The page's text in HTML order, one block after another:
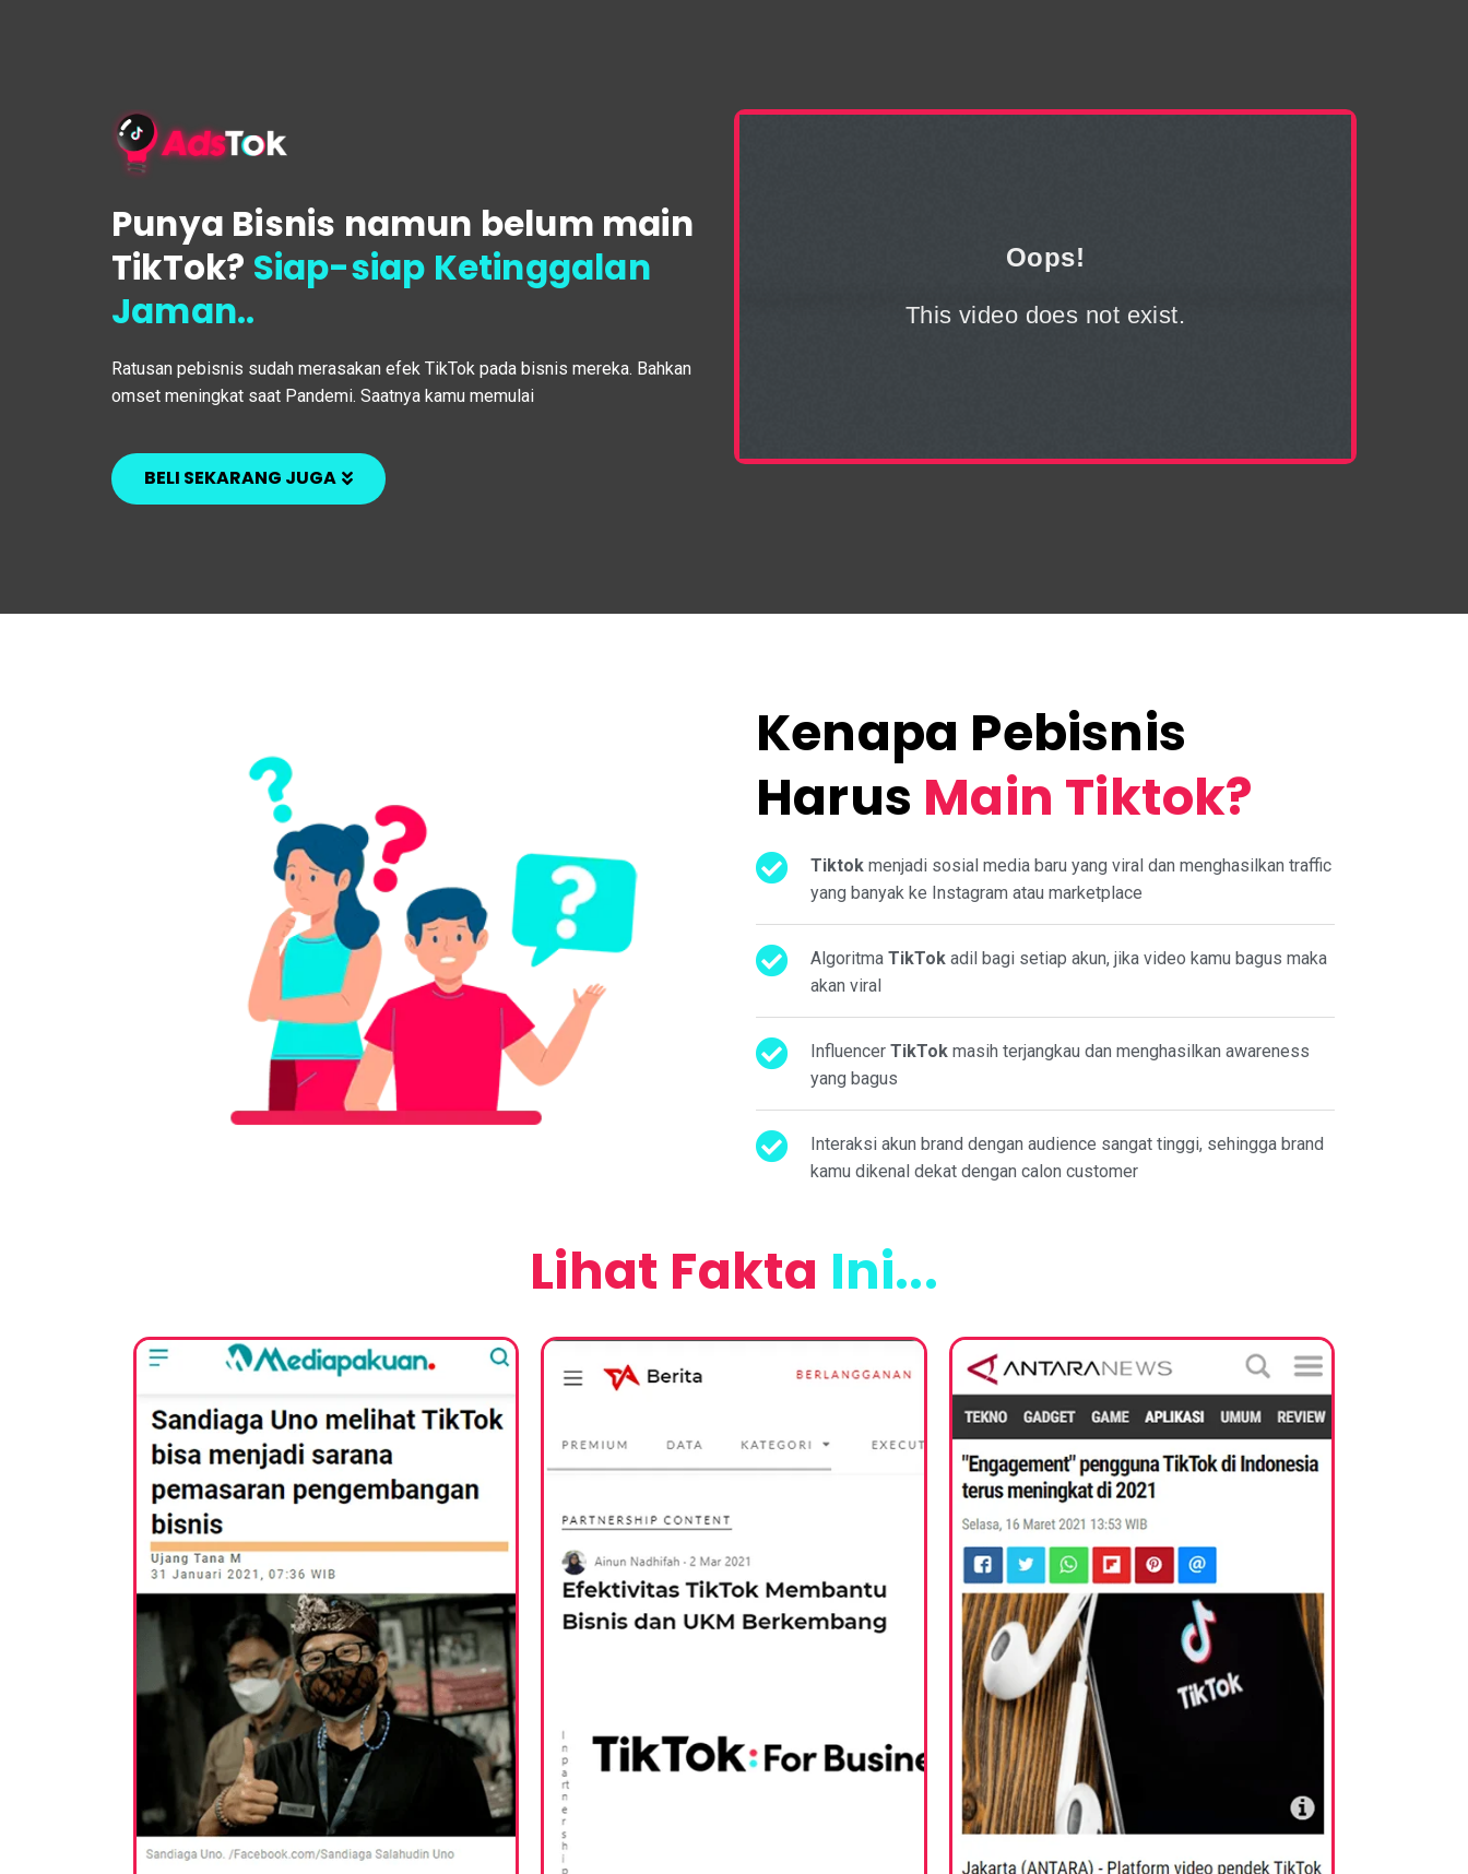
Punya Bisnis namun belum main
TikTok? Siap-siap Ketinggalan
Jaman..
Ratusan pebisnis sudah merasakan efek TikTok pada bisnis mereka. Bahkan
omset meningkat saat Pandemi. Saatnya kamu memulai
BELI SEKARANG JUGA
Kenapa Pebisnis
Harus Main Tiktok?
Tiktok menjadi sosial media baru yang viral dan menghasilkan traffic
yang banyak ke Instagram atau marketplace
Algoritma TikTok adil bagi setiap akun, jika video kamu bagus maka
akan viral
Influencer TikTok masih terjangkau dan menghasilkan awareness
yang bagus
Interaksi akun brand dengan audience sangat tinggi, sehingga brand
kamu dikenal dekat dengan calon customer
Lihat Fakta Ini...